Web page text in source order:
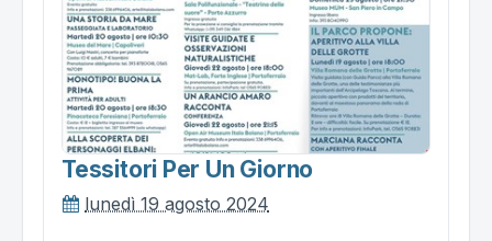
Tessitori Per Un Giorno
lunedì 19 agosto 2024